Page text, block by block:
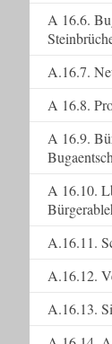
A 16.6.
A.16.7.
A 16.8.
A 16.9.
A 16.10.
A.16.11.
A.16.12.
A.16.13.